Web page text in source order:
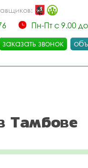
Пн-Пт с 9.00
заказать звонок
Тамбове